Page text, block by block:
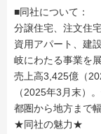
■同社について：
分譲住宅、注文住
資用アパート、建
岐にわたる事業を
売上高3,425億（
（2025年3月末）
都圏から地方まで
★同社の魅力★